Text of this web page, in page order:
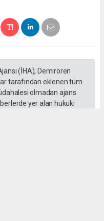
(İHA), Demirören
tarafından eklenen tüm
olmadan ajans
yer alan hukuki